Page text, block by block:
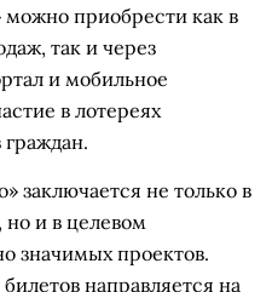
можно приобрести как в
так и через
и мобильное
в лотереях
заключается не только в
но и в целевом
значимых проектов.
направляется на